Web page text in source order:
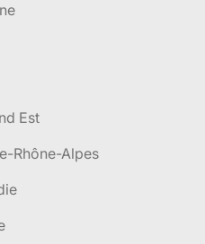
Est
Rhône-Alpes